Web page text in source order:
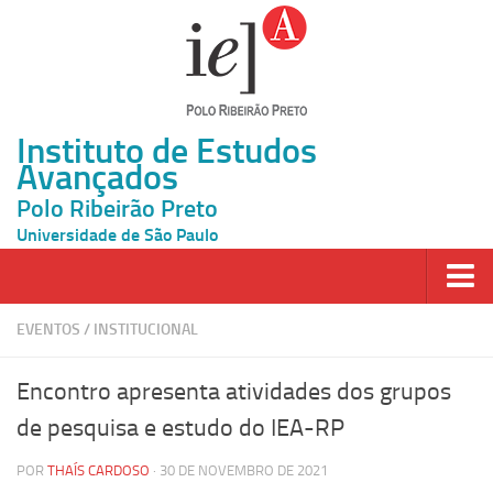
Instituto de Estudos
Avançados
Polo Ribeirão Preto
Universidade de São Paulo
Página Inicial
Inscrição
Atividades
EVENTOS / INSTITUCIONAL
Encontro apresenta atividades dos grupos
de pesquisa e estudo do IEA-RP
POR THAÍS CARDOSO · 30 DE NOVEMBRO DE 2021